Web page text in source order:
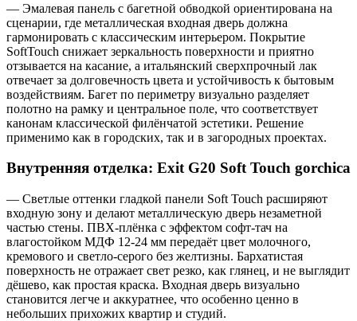
— Эмалевая панель с багетной обводкой ориентирована на
сценарии, где металлическая входная дверь должна
гармонировать с классическим интерьером. Покрытие
SoftTouch снижает зеркальность поверхности и приятно
отзывается на касание, а итальянский сверхпрочный лак
отвечает за долговечность цвета и устойчивость к бытовым
воздействиям. Багет по периметру визуально разделяет
полотно на рамку и центральное поле, что соответствует
канонам классической филёнчатой эстетики. Решение
применимо как в городских, так и в загородных проектах.
Внутренняя отделка: Exit G20 Soft Touch gorchica
— Светлые оттенки гладкой панели Soft Touch расширяют
входную зону и делают металлическую дверь незаметной
частью стены. ПВХ-плёнка с эффектом софт-тач на
влагостойком МДФ 12-24 мм передаёт цвет молочного,
кремового и светло-серого без желтизны. Бархатистая
поверхность не отражает свет резко, как глянец, и не выглядит
дёшево, как простая краска. Входная дверь визуально
становится легче и аккуратнее, что особенно ценно в
небольших прихожих квартир и студий.